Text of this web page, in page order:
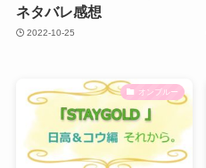
ネタバレ感想
2022-10-25
オンブルー